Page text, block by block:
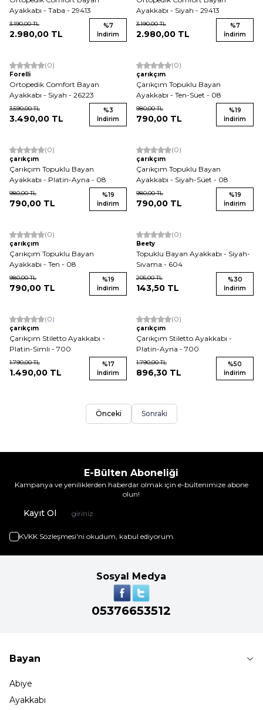
Ayakkabı - Taba - 29413
3.190,00TL
2.980,00 TL
%7
İndirim
Ayakkabı - Siyah - 29413
3.190,00TL
2.980,00 TL
%7
İndirim
(0)
Forelli
Ortopedik Comfort Bayan
Ayakkabı - Siyah - 26223
3.590,00TL
3.490,00 TL
%3
İndirim
Yeni (0)
çarıkçım
Çarıkçım Topuklu Bayan
Ayakkabı - Ten-Süet - 08
980,00TL
790,00 TL
%19
İndirim
Yeni (0)
çarıkçım
Çarıkçım Topuklu Bayan
Ayakkabı - Platin-Ayna - 08
980,00TL
790,00 TL
%19
İndirim
Yeni (0)
çarıkçım
Çarıkçım Topuklu Bayan
Ayakkabı - Siyah-Süet - 08
980,00TL
790,00 TL
%19
İndirim
Yeni (0)
çarıkçım
Çarıkçım Topuklu Bayan
Ayakkabı - Ten - 08
980,00TL
790,00 TL
%19
İndirim
Yeni (0)
Beety
Topuklu Bayan Ayakkabı - Siyah-
Sıvama - 604
205,00TL
143,50 TL
%30
İndirim
Yeni (0)
çarıkçım
Çarıkçım Stiletto Ayakkabı -
Platin-Simli - 700
1.790,00TL
1.490,00 TL
%17
İndirim
Yeni (0)
çarıkçım
Çarıkçım Stiletto Ayakkabı -
Platin-Ayna - 700
1.790,00TL
896,30 TL
%50
İndirim
Önceki Sonraki
E-Bülten Aboneliği
Kampanya ve yeniliklerden haberdar olmak için e-bültenimize abone
olun!
Kayıt Ol
KVKK Sözleşmesi'ni okudum, kabul ediyorum.
Sosyal Medya
05376653512
Bayan
Abiye
Ayakkabı